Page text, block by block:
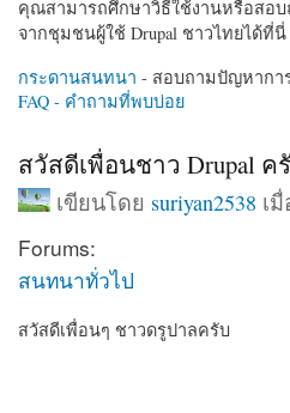
คุณสามารถศึกษาวิธีใช้งานหรือสอบ
จากชุมชนผู้ใช้ Drupal ชาวไทยได้ที่นี่
กระดานสนทนา - สอบถามปัญหากา
FAQ - คำถามที่พบบ่อย
สวัสดีเพื่อนชาว Drupal ค
เขียนโดย suriyan2538 เ
Forums:
สนทนาทั่วไป
สวัสดีเพื่อนๆ ชาวดรูปาลครับ